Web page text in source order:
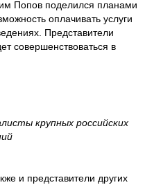
Попов поделился планами
оплачивать услуги
Представители
совершенствоваться в
крупных российских
и представители других